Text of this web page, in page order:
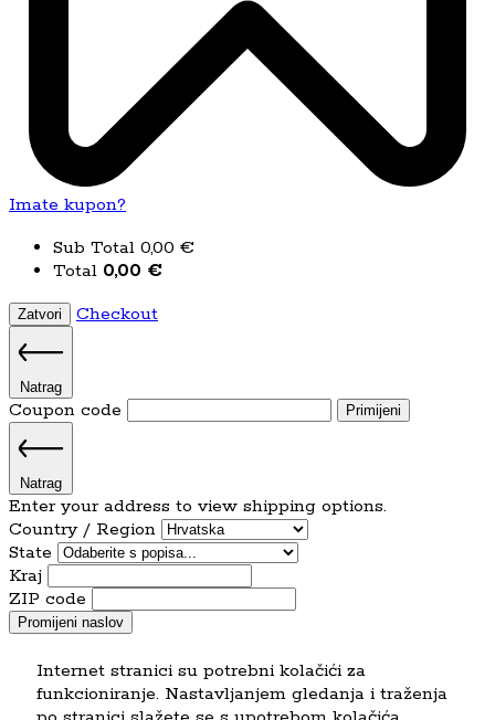
Imate kupon?
Sub Total 0,00 €
Total 0,00 €
Zatvori Checkout
Natrag
Coupon code Primijeni
Natrag
Enter your address to view shipping options.
Country / Region
State
Kraj
ZIP code
Promijeni naslov
Internet stranici su potrebni kolačići za
funkcioniranje. Nastavljanjem gledanja i traženja